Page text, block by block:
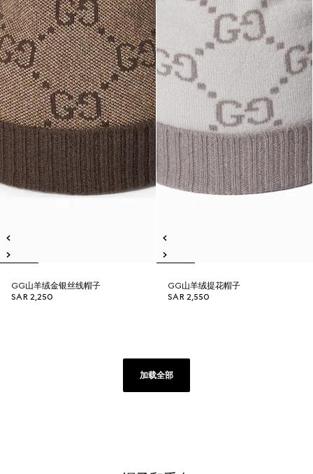
GG山羊绒金银丝线帽子
SAR 2,250
GG山羊绒提花帽子
SAR 2,550
加载全部